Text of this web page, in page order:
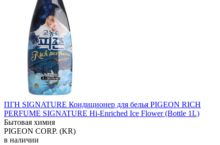
ПГН SIGNATURE Кондиционер для белья PIGEON RICH
PERFUME SIGNATURE Hi-Enriched Ice Flower (Bottle 1L)
Бытовая химия
PIGEON CORP. (KR)
в наличии